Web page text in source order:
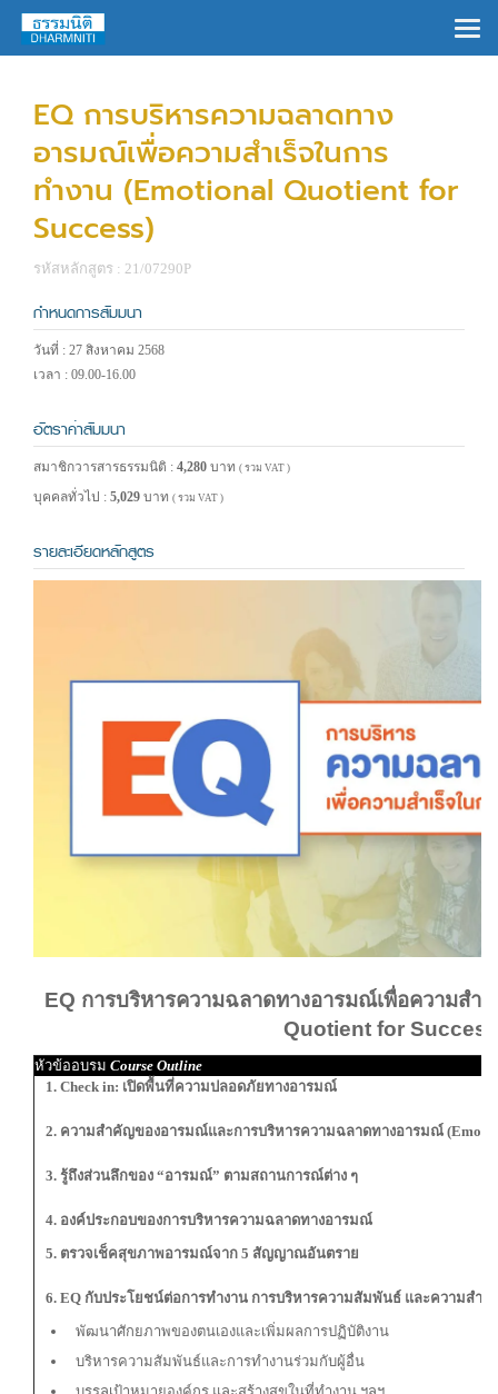
EQ การบริหารความฉลาดทาง
อารมณ์เพื่อความสำเร็จในการ
ทำงาน (Emotional Quotient for
Success)
รหัสหลักสูตร : 21/07290P
กำหนดการสัมมนา
วันที่ : 27 สิงหาคม 2568
เวลา : 09.00-16.00
อัตราค่าสัมมนา
สมาชิกวารสารธรรมนิติ : 4,280 บาท ( รวม VAT )
บุคคลทั่วไป : 5,029 บาท ( รวม VAT )
รายละเอียดหลักสูตร
EQ การบริหารความฉลาดทางอารมณ์เพื่อความสำ
Quotient for
หัวข้ออบรม Course Outline
1. Check in: เปิดพื้นที่ความปลอดภัยทางอารมณ์
2. ความสำคัญของอารมณ์และการบริหารความฉลาดทางอารมณ์ (
3. รู้ถึงส่วนลึกของ “อารมณ์” ตามสถานการณ์ต่าง ๆ
4. องค์ประกอบของการบริหารความฉลาดทางอารมณ์
5. ตรวจเช็คสุขภาพอารมณ์จาก 5 สัญญาณอันตราย
6. EQ กับประโยชน์ต่อการทำงาน การบริหารความสัมพันธ์ และความสำเ
พัฒนาศักยภาพของตนเองและเพิ่มผลการปฏิบัติงาน
บริหารความสัมพันธ์และการทำงานร่วมกับผู้อื่น
×